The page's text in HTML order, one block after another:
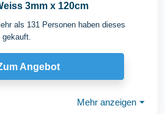
3mm x 120cm
als 131 Personen haben dieses
gekauft.
Angebot
Mehr anzeigen ⏷